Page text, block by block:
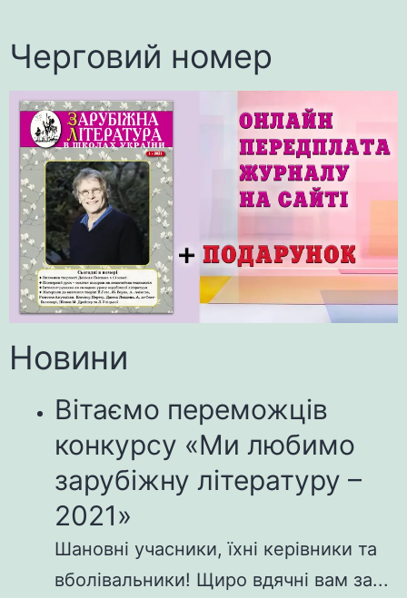
Черговий номер
Новини
Вітаємо переможців
конкурсу «Ми любимо
зарубіжну літературу –
2021»
Шановні учасники, їхні керівники та
вболівальники! Щиро вдячні вам за...